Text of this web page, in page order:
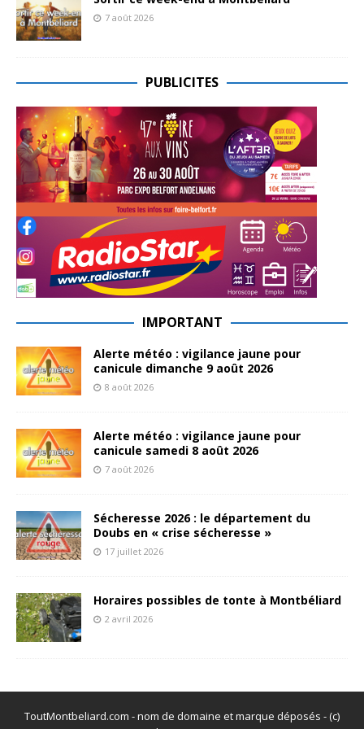
7 août 2026
PUBLICITES
IMPORTANT
Alerte météo : vigilance jaune pour
canicule dimanche 9 août 2026
8 août 2026
Alerte météo : vigilance jaune pour
canicule samedi 8 août 2026
7 août 2026
Sécheresse 2026 : le département du
Doubs en « crise sécheresse »
17 juillet 2026
Horaires possibles de tonte à Montbéliard
2 avril 2026
ToutMontbeliard.com - nom de domaine et marque déposés - (c)